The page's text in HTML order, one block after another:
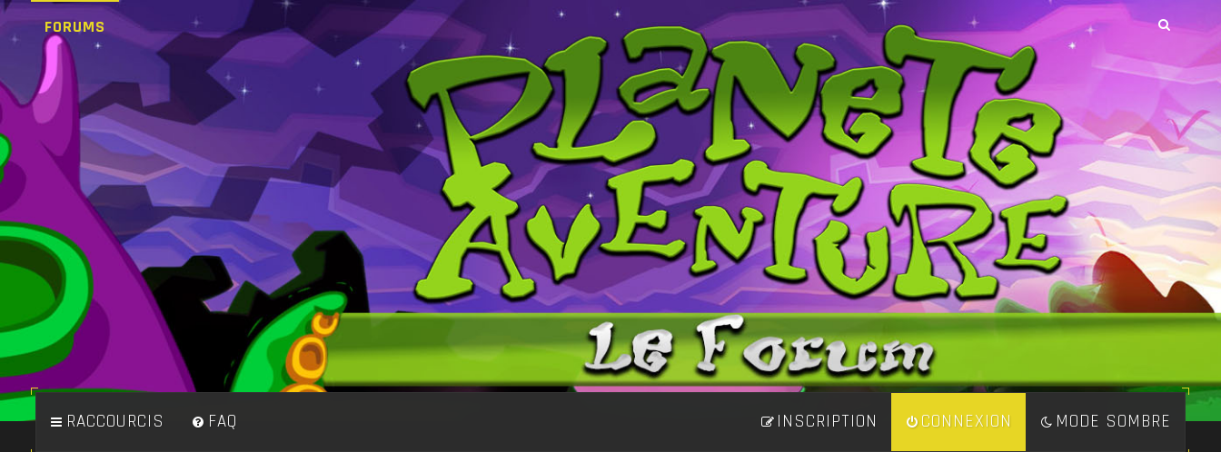
FORUMS
RACCOURCIS MODE SOMBRE
FAQ CONNEXION
INSCRIPTION